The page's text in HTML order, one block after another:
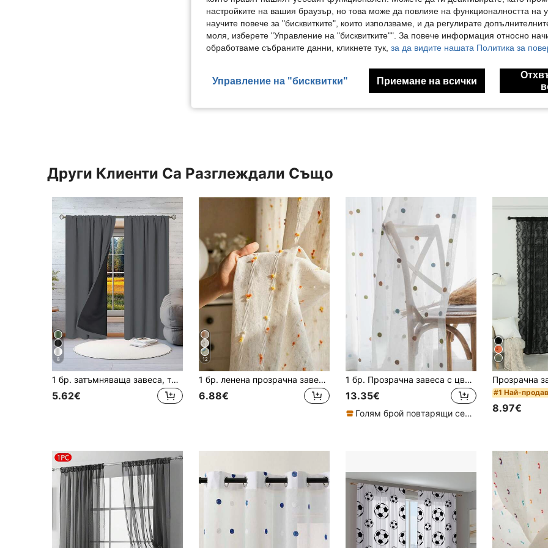
Други Клиенти Са Разглеждали Също
8
1 бр. затъмняваща завеса, топлоизолация и UV защита, подходяща за хол, спалня, затъмнява стаята при прекъсване на електрозахранването, есен/зима
5.62€
12
1 бр. ленена прозрачна завеса във винтидж стил с мъниста с дъгови бонбони - дизайн с джобче за прът, лесна за окачване, подходяща за спалня, хол, офис декор (тегло на плата: 160 г/кв.м)
6.88€
1 бр. Прозрачна завеса с цветен декор на точки, сладко филтриране на светлината Прозрачна завеса за поверителност за спалня
13.35€
Голям брой повтарящи се клиенти
#1 Най-
8.97€
настройките на вашия браузър, но това може да повлияе на функционалността на
научите повече за "бисквитките", които използваме, и да регулирате
моля, изберете "Управление на "бисквитките"". За повече информация относно
обработваме събраните данни, кликнете тук, за да видите нашата Политика за
Управление на "бисквитки" Приемане на всички